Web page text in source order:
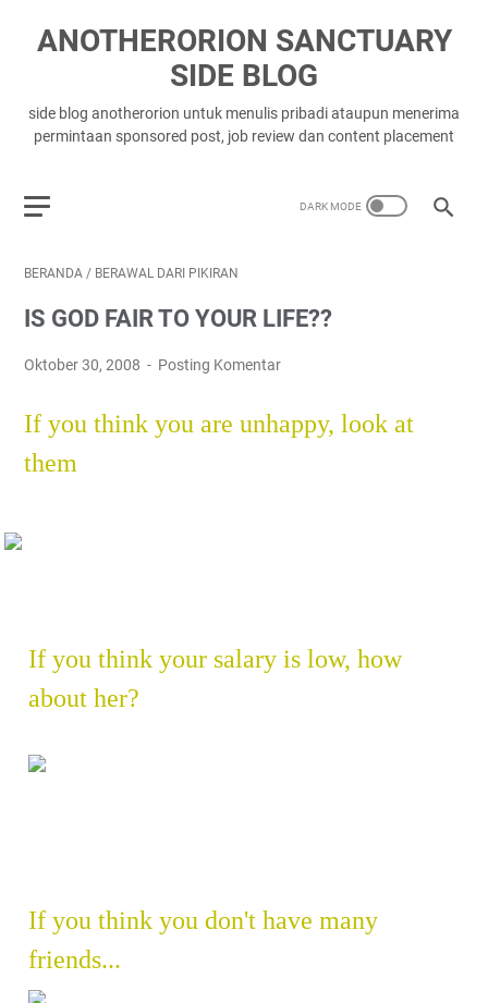
ANOTHERORION SANCTUARY
SIDE BLOG
side blog anotherorion untuk menulis pribadi ataupun menerima
permintaan sponsored post, job review dan content placement
BERANDA / BERAWAL DARI PIKIRAN
IS GOD FAIR TO YOUR LIFE??
Oktober 30, 2008 Posting Komentar
If you think you are unhappy, look at
them
If you think your salary is low, how
about her?
If you think you don't have many
friends...